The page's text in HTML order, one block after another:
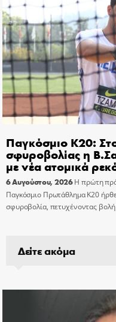
Παγκόσμιο Κ20:
σφυροβολίας η
με νέα ατομικά
6 Αυγούστου, 2026 Η πρώτη
Παγκόσμιο Πρωτάθλημα Κ20
σφυροβολία, πετυχένοντας βολή
Δείτε ακόμα